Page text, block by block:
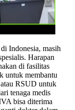
Indonesia, masih
Harapan
di fasilitas
untuk membantu
RSUD untuk
tenaga medis
bisa diterima